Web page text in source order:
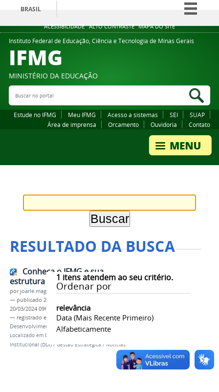
ACESSIBILIDADE ALTO CONTRASTE MAPA DO SITE
BRASIL
Simplifique!
Comunica BR
Legislação
Instituto Federal de Educação, Ciência e Tecnologia de Minas Gerais
IFMG
MINISTÉRIO DA EDUCAÇÃO
Buscar no portal
Estude no IFMG Meu IFMG Acesso a sistemas SEI
SUAP
Área de imprensa
Orcamento Ouvidoria Contato
RESULTADO DA BUSCA
1 itens atendem ao seu critério.
Ordenar por
relevância
Data (mais Recente Primeiro)
Alfabeticamente
Conheça o IFMG e sua
estrutura
por joarle.magalhaes
— publicado 25/09/2018
20/03/2024 09h32
— registrado em:
DDI,estrutura, Plano de
Desenvolvimento Institucional
Localizado em Diretoria de Desenvolvimento
Institucional (DDI) / Gestão Estratégica / Noticias